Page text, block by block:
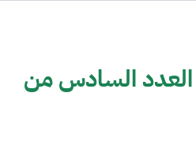
العدد السادس من